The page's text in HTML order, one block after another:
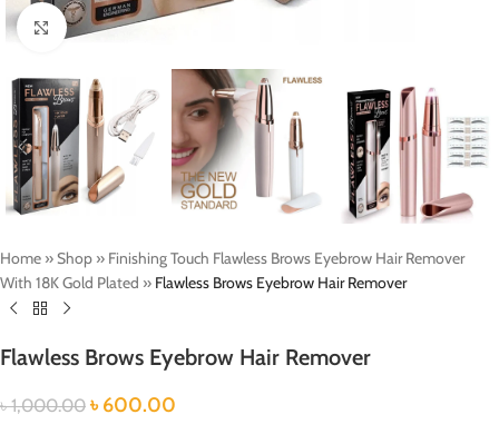
Click to enlarge
Home »Shop » Finishing Touch Flawless Brows Eyebrow Hair Remover
With 18K Gold Plated » Flawless Brows Eyebrow Hair Remover
Flawless Brows Eyebrow Hair Remover
৳1,000.00 ৳600.00